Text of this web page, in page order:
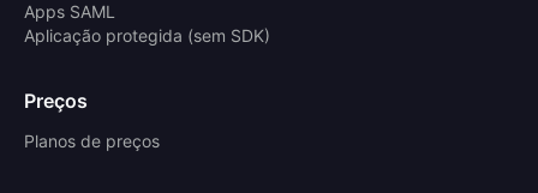
Apps SAML
Aplicação protegida (sem SDK)
Preços
Planos de preços